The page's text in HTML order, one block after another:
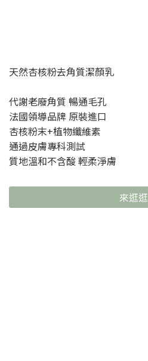
天然杏核粉去角質潔顏乳
代謝老廢角質 暢通毛孔
法國領導品牌 原裝進口
杏核粉末+植物纖維素
通過皮膚專科測試
質地溫和不含酸 輕柔淨膚
來逛逛